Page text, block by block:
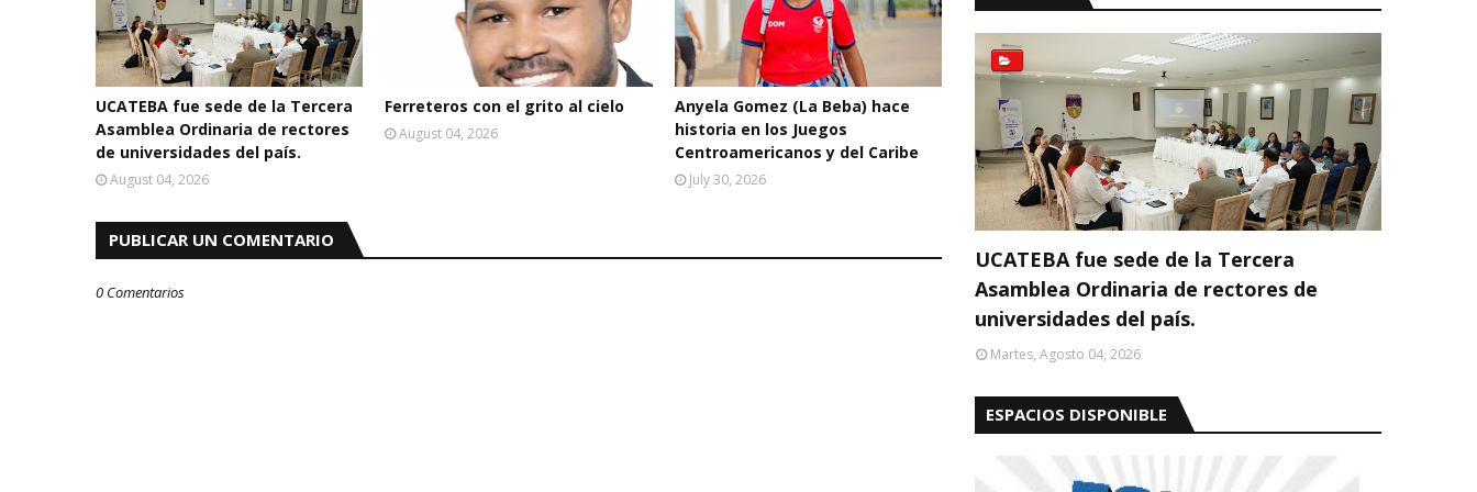
UCATEBA fue sede de la Tercera
Asamblea Ordinaria de rectores
de universidades del país.
August 04, 2026
Ferreteros con el grito al cielo
August 04, 2026
Anyela Gomez (La Beba) hace
historia en los Juegos
Centroamericanos y del Caribe
July 30, 2026
PUBLICAR UN COMENTARIO
0 Comentarios
UCATEBA fue sede de la Tercera
Asamblea Ordinaria de rectores de
universidades del país.
Martes, Agosto 04, 2026
ESPACIOS DISPONIBLE